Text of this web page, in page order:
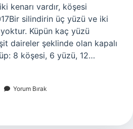
kenarı vardır, köşesi
silindirin üç yüzü ve iki
Küpün kaç yüzü
daireler şeklinde olan kapalı
8 köşesi, 6 yüzü, 12…
Yorum Bırak